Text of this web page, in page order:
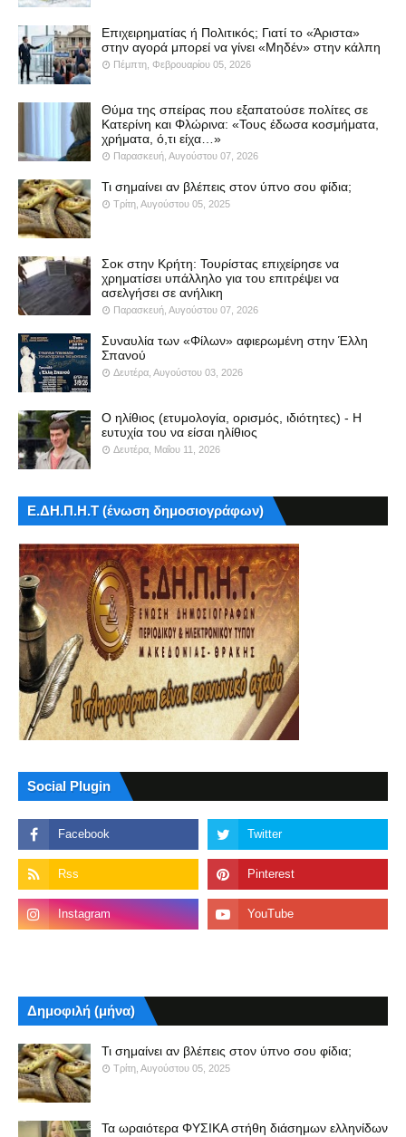
Επιχειρηματίας ή Πολιτικός; Γιατί το «Άριστα»
στην αγορά μπορεί να γίνει «Μηδέν» στην κάλπη
Πέμπτη, Φεβρουαρίου 05, 2026
Θύμα της σπείρας που εξαπατούσε πολίτες σε
Κατερίνη και Φλώρινα: «Τους έδωσα κοσμήματα,
χρήματα, ό,τι είχα…»
Παρασκευή, Αυγούστου 07, 2026
Τι σημαίνει αν βλέπεις στον ύπνο σου φίδια;
Τρίτη, Αυγούστου 05, 2025
Σοκ στην Κρήτη: Τουρίστας επιχείρησε να
χρηματίσει υπάλληλο για του επιτρέψει να
ασελγήσει σε ανήλικη
Παρασκευή, Αυγούστου 07, 2026
Συναυλία των «Φίλων» αφιερωμένη στην Έλλη
Σπανού
Δευτέρα, Αυγούστου 03, 2026
Ο ηλίθιος (ετυμολογία, ορισμός, ιδιότητες) - Η
ευτυχία του να είσαι ηλίθιος
Δευτέρα, Μαΐου 11, 2026
Ε.ΔΗ.Π.Η.Τ (ένωση δημοσιογράφων)
Social Plugin
Δημοφιλή (μήνα)
Τι σημαίνει αν βλέπεις στον ύπνο σου φίδια;
Τρίτη, Αυγούστου 05, 2025
Τα ωραιότερα ΦΥΣΙΚΑ στήθη διάσημων ελληνίδων